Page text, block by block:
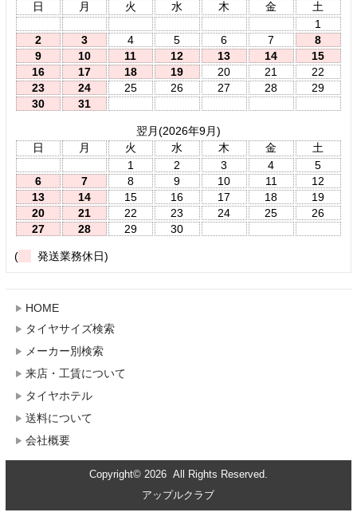
日
月 火 水 木 金
土
1
2
3 4 5 6 7
8
9
10 11 12 13 14
15
16
17 18 19 20 21
22
23
24 25 26 27 28
29
30
31
翌月(2026年9月)
日
月 火 水 木 金
土
1
2 3 4
5
6
7 8 9 10 11
12
13
14 15 16 17 18
19
20
21 22 23 24 25
26
27
28 29 30
( 発送業務休日)
HOME
タイヤサイズ検索
メーカー別検索
来店・工賃について
タイヤホテル
送料について
会社概要
Copyright© 2026 All Rights Reserved.
アップルクラブ